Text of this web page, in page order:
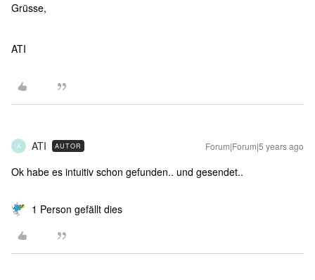
Grüsse,
ATI
A ATI AUTOR Forum|Forum|5 years ago
Ok habe es intuitiv schon gefunden.. und gesendet..
1 Person gefällt dies